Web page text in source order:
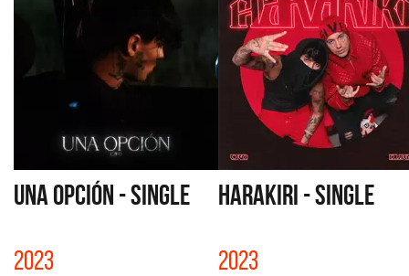
UNA OPCIÓN - SINGLE
2023
HARAKIRI - SINGLE
2023